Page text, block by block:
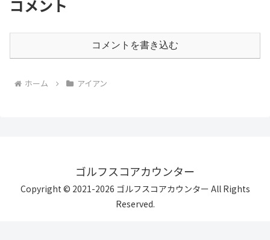
コメント
コメントを書き込む
ホーム アイアン
ゴルフスコアカウンター
Copyright © 2021-2026 ゴルフスコアカウンター All Rights
Reserved.